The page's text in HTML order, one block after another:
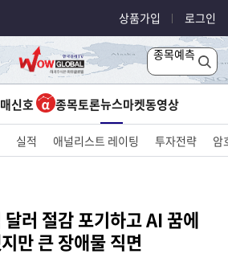
상품가입 로그인
종목예측
신호 종목토론뉴스마켓동영상
실적 애널리스트 레이팅 투자전략 암
러 절감 포기하고 AI 꿈에
만 큰 장애물 직면